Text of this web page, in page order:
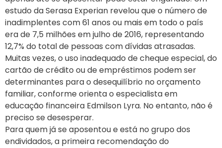
estudo da Serasa Experian revelou que o número de
inadimplentes com 61 anos ou mais em todo o país
era de 7,5 milhões em julho de 2016, representando
12,7% do total de pessoas com dívidas atrasadas.
Muitas vezes, o uso inadequado de cheque especial, do
cartão de crédito ou de empréstimos podem ser
determinantes para o desequilíbrio no orçamento
familiar, conforme orienta o especialista em
educação financeira Edmilson Lyra. No entanto, não é
preciso se desesperar.
Para quem já se aposentou e está no grupo dos
endividados, a primeira recomendação do